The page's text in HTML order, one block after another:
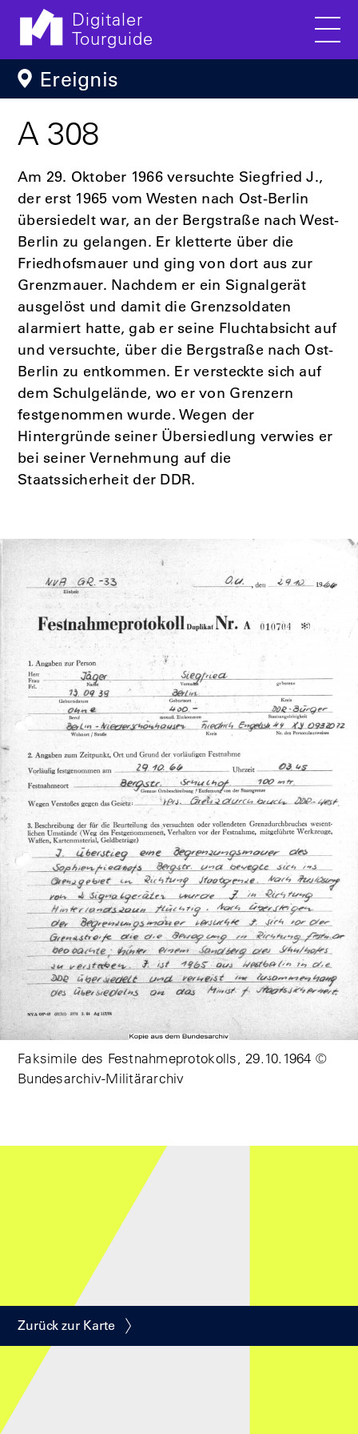
Direkt zum Inhalt
Digitaler
Tourguide
Ereignis
A 308
Am 29. Oktober 1966 versuchte Siegfried J.,
der erst 1965 vom Westen nach Ost-Berlin
übersiedelt war, an der Bergstraße nach West-
Berlin zu gelangen. Er kletterte über die
Friedhofsmauer und ging von dort aus zur
Grenzmauer. Nachdem er ein Signalgerät
ausgelöst und damit die Grenzsoldaten
alarmiert hatte, gab er seine Fluchtabsicht auf
und versuchte, über die Bergstraße nach Ost-
Berlin zu entkommen. Er versteckte sich auf
dem Schulgelände, wo er von Grenzern
festgenommen wurde. Wegen der
Hintergründe seiner Übersiedlung verwies er
bei seiner Vernehmung auf die
Staatssicherheit der DDR.
Faksimile des Festnahmeprotokolls, 29.10.1964 ©
Bundesarchiv-Militärarchiv
Zurück zur Karte